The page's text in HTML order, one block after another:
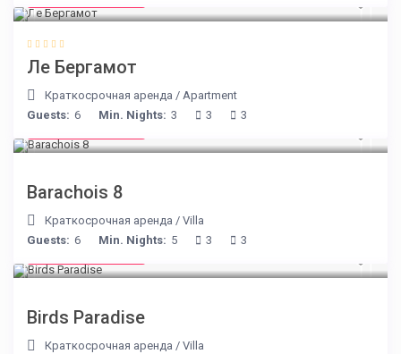
Ле Бергамот
Краткосрочная аренда /Apartment
Guests: 6 Min. Nights: 3 3 3
Barachois 8
Краткосрочная аренда /Villa
Guests: 6 Min. Nights: 5 3 3
Birds Paradise
Краткосрочная аренда /Villa